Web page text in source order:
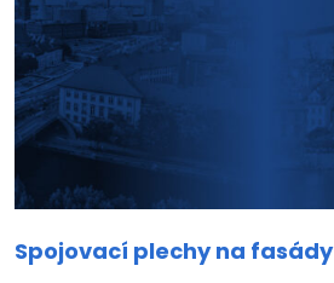
Spojovací plechy na fasády